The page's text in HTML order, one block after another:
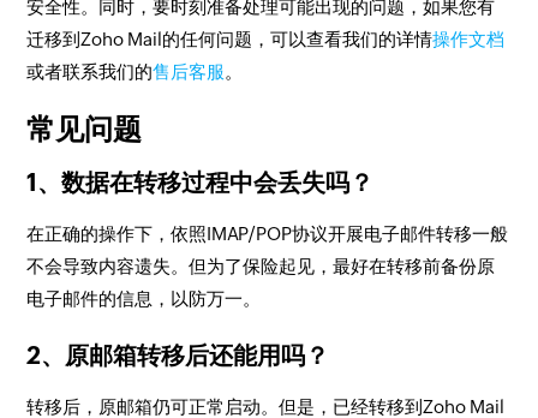
安全性。同时，要时刻准备处理可能出现的问题，如果您有
迁移到Zoho Mail的任何问题，可以查看我们的详情操作文档
或者联系我们的售后客服。
常见问题
1、数据在转移过程中会丢失吗？
在正确的操作下，依照IMAP/POP协议开展电子邮件转移一般
不会导致内容遗失。但为了保险起见，最好在转移前备份原
电子邮件的信息，以防万一。
2、原邮箱转移后还能用吗？
转移后，原邮箱仍可正常启动。但是，已经转移到Zoho Mail